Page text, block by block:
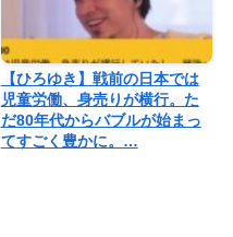
【ひろゆき】戦前の日本では
児童労働、身売りが横行。た
だ80年代からバブルが始まっ
てすごく豊かに。…